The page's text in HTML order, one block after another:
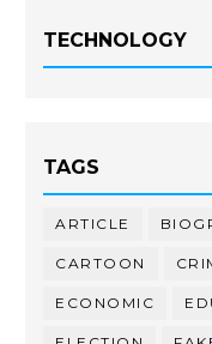
TECHNOLOGY
TAGS
ARTICLE
CARTOON
ECONOMIC